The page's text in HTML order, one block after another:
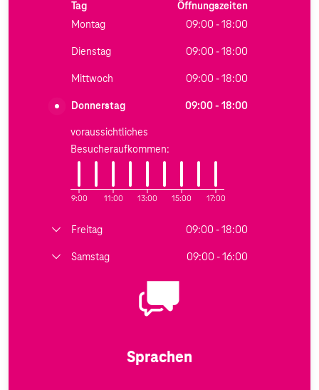
Tag
Öffnungszeiten
Montag
09:00 - 18:00
Dienstag 09:00 - 18:00
Mittwoch 09:00 - 18:00
Donnerstag 09:00 - 18:00
voraussichtliches
Besucheraufkommen:
9:00 11:00 13:00 15:00 17:00
Freitag 09:00 - 18:00
Samstag 09:00 - 16:00
Sprachen